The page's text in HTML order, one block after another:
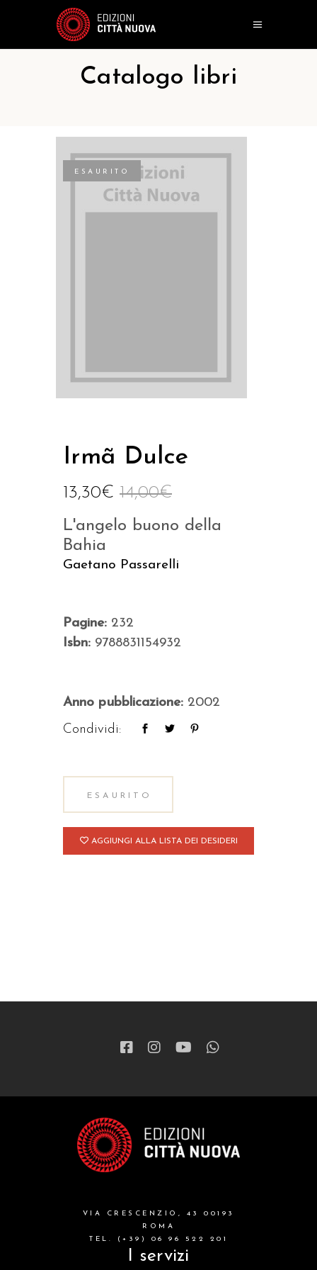
Catalogo libri
ESAURITO
Irmã Dulce
14,00€
13,30€
L'angelo buono della
Bahia
Gaetano Passarelli
Pagine: 232
Isbn: 9788831154932
Anno pubblicazione: 2002
Condividi:
ESAURITO
AGGIUNGI ALLA LISTA DEI DESIDERI
VIA CRESCENZIO, 43 00193
ROMA
TEL. (+39) 06 96 522 201
I servizi